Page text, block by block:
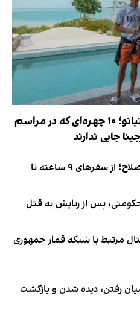
لیست ممنوعه کریستیانو؛ ۱۰ چهره‌ای که در مراسم
جایی ندارند
روایت فداکاری‌های محمد صلاح؛ از سفرهای ۹ ساعته تا
پس از ربایش به قتل
مرتبط با شبکه قمار جمهوری
رفتن، دیده شدن و بازگشت